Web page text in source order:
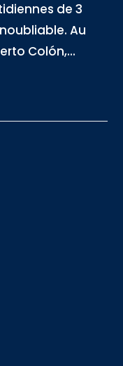
de 3
Au
Colón,...